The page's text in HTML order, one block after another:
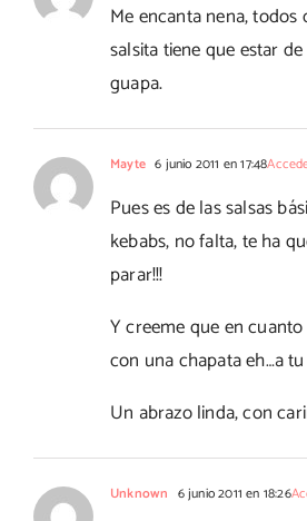
Me encanta nena,
salsita tiene que estar
guapa.
Mayte 6 junio 2011 en 17:48
Pues es de las salsas
kebabs, no falta, te ha
parar!!!
Y creeme que en
con una chapata eh…a
Un abrazo linda, con
Unknown 6 junio 2011 en 18:26